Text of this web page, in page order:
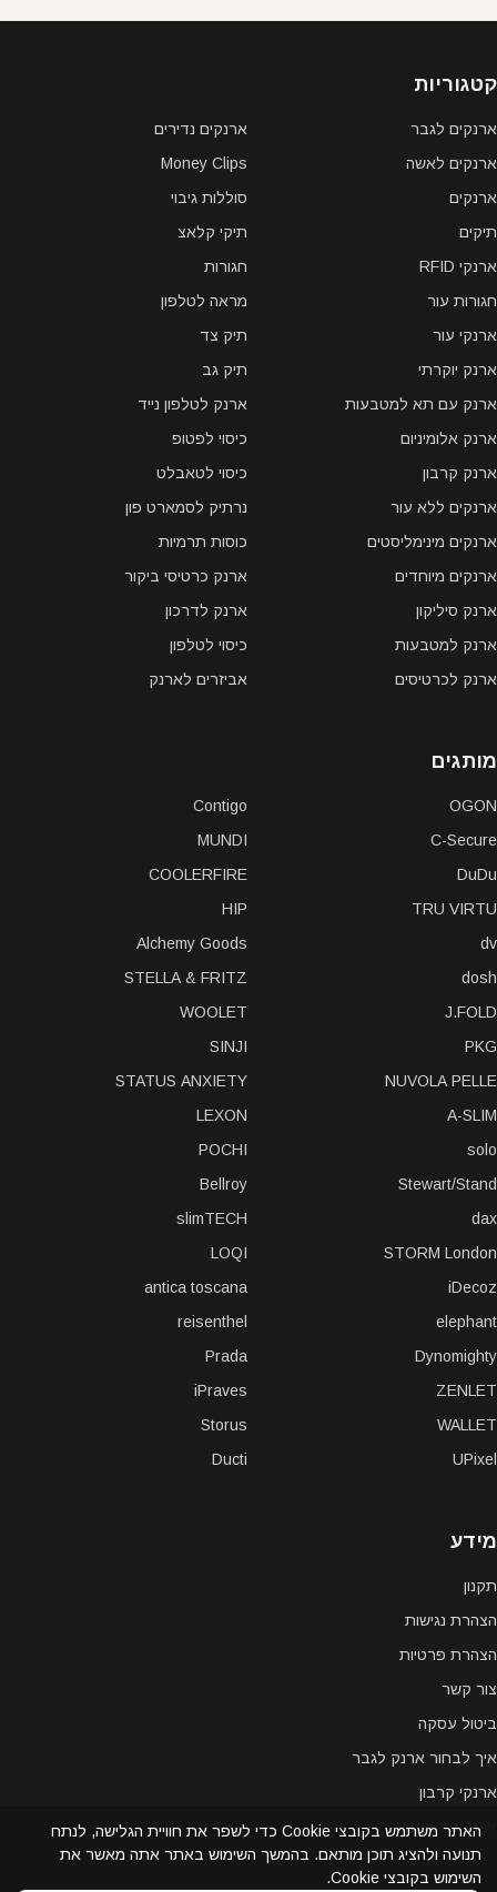
קטגוריות
ארנקים לגבר
ארנקים לאשה
ארנקים
תיקים
ארנקי RFID
חגורות עור
ארנקי עור
ארנק יוקרתי
ארנק עם תא למטבעות
ארנק אלומיניום
ארנק קרבון
ארנקים ללא עור
ארנקים מינימליסטים
ארנקים מיוחדים
ארנק סיליקון
ארנק למטבעות
ארנק לכרטיסים
ארנקים נדירים
Money Clips
סוללות גיבוי
תיקי קלאצ
חגורות
מראה לטלפון
תיק צד
תיק גב
ארנק לטלפון נייד
כיסוי לפטופ
כיסוי לטאבלט
נרתיק לסמארט פון
כוסות תרמיות
ארנק כרטיסי ביקור
ארנק לדרכון
כיסוי לטלפון
אביזרים לארנק
מותגים
OGON
C-Secure
DuDu
TRU VIRTU
dv
dosh
J.FOLD
PKG
NUVOLA PELLE
A-SLIM
solo
Stewart/Stand
dax
STORM London
iDecoz
elephant
Dynomighty
ZENLET
WALLET
UPixel
Contigo
MUNDI
COOLERFIRE
HIP
Alchemy Goods
STELLA & FRITZ
WOOLET
SINJI
STATUS ANXIETY
LEXON
POCHI
Bellroy
slimTECH
LOQI
antica toscana
reisenthel
Prada
iPraves
Storus
Ducti
מידע
תקנון
הצהרת נגישות
הצהרת פרטיות
צור קשר
ביטול עסקה
איך לבחור ארנק לגבר
ארנקי קרבון
ארנקים במבצע
האתר משתמש בקובצי Cookie כדי לשפר את חוויית הגלישה, לנתח
תנועה ולהציג תוכן מותאם. בהמשך השימוש באתר אתה מאשר את
השימוש בקובצי Cookie.